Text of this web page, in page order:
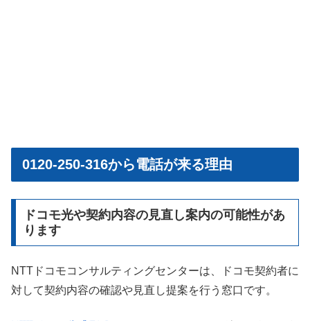
0120-250-316から電話が来る理由
ドコモ光や契約内容の見直し案内の可能性があ
ります
NTTドコモコンサルティングセンターは、ドコモ契約者に
対して契約内容の確認や見直し提案を行う窓口です。